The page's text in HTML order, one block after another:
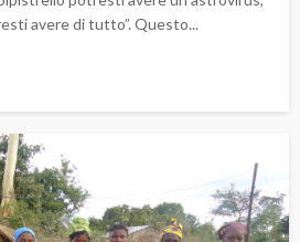
avere di tutto”. Questo...